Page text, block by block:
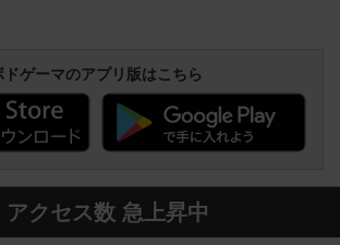
ドゲーマのアプリ版はこちら
アクセス数 急上昇中